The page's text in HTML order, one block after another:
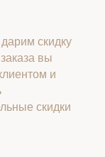
скидку
вы
и
скидки